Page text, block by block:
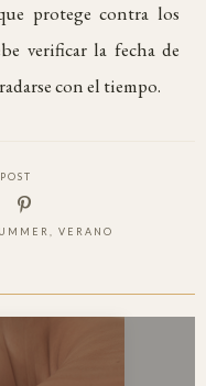
protege contra los
verificar la fecha de
con el tiempo.
VERANO